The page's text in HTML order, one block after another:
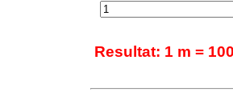
Resultat: 1 m =